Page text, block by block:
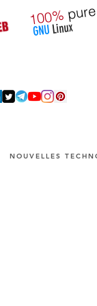
GNULinux
100%pure
NOUVELLES